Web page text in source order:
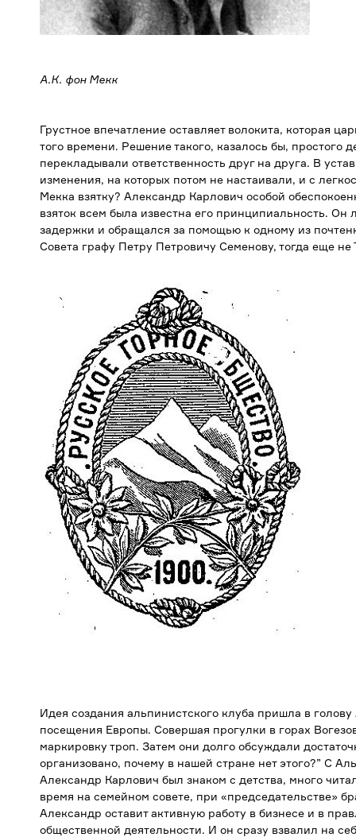
А.К. фон Мекк
Грустное впечатление оставляет волокита, которая
того времени. Решение такого, казалось бы, простого
перекладывали ответственность друг на друга. В
изменения, на которых потом не настаивали, и с
Мекка взятку? Александр Карлович особой
взяток всем была известна его принципиальность.
задержки и обращался за помощью к одному из
Совета графу Петру Петровичу Семенову, тогда еще не
Идея создания альпинистского клуба пришла в
посещения Европы. Совершая прогулки в горах
маркировку троп. Затем они долго обсуждали
организовано, почему в нашей стране нет этого?” С
Александр Карлович был знаком с детства, много
время на семейном совете, при «председательстве»
Александр оставит активную работу в бизнесе и в
общественной деятельности. И он сразу взвалил на